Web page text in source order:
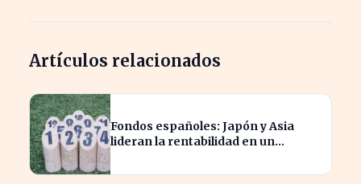
Artículos relacionados
Fondos españoles: Japón y Asia
lideran la rentabilidad en un